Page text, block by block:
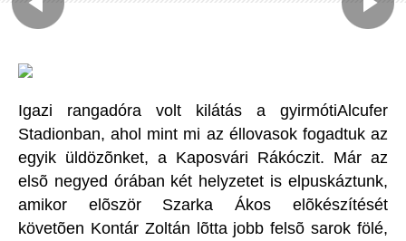
Igazi rangadóra volt kilátás a gyirmótiAlcufer
Stadionban, ahol mint mi az éllovasok fogadtuk az
egyik üldözõnket, a Kaposvári Rákóczit. Már az
elsõ negyed órában két helyzetet is elpuskáztunk,
amikor elõször Szarka Ákos elõkészítését
követõen Kontár Zoltán lõtta jobb felsõ sarok fölé,